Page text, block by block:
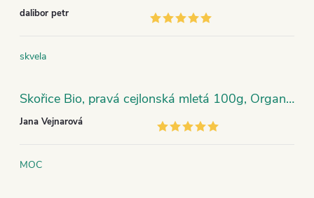
dalibor petr
skvela
Skořice Bio, pravá cejlonská mletá 100g, Organic India
Jana Vejnarová
MOC